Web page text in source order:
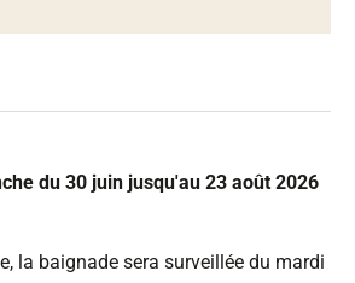
du 30 juin jusqu'au 23 août 2026
la baignade sera surveillée du mardi